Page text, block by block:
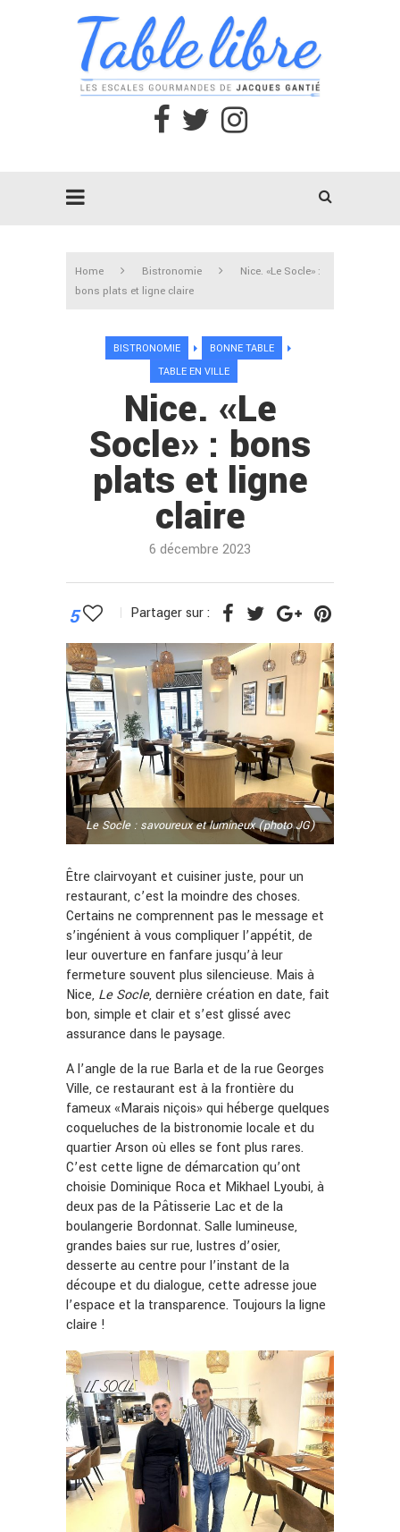
Home Bistronomie
Nice. «Le Socle» :
bons plats et ligne claire
BISTRONOMIE
BONNE TABLE
TABLE EN VILLE
Nice. «Le
Socle» : bons
plats et ligne
claire
6 décembre 2023
5 Partager sur :
Le Socle : savoureux et lumineux (photo JG)
Être clairvoyant et cuisiner juste, pour un
restaurant, c’est la moindre des choses.
Certains ne comprennent pas le message et
s’ingénient à vous compliquer l’appétit, de
leur ouverture en fanfare jusqu’à leur
fermeture souvent plus silencieuse. Mais à
Nice, Le Socle, dernière création en date, fait
bon, simple et clair et s’est glissé avec
assurance dans le paysage.
A l’angle de la rue Barla et de la rue Georges
Ville, ce restaurant est à la frontière du
fameux «Marais niçois» qui héberge quelques
coqueluches de la bistronomie locale et du
quartier Arson où elles se font plus rares.
C’est cette ligne de démarcation qu’ont
choisie Dominique Roca et Mikhael Lyoubi, à
deux pas de la Pâtisserie Lac et de la
boulangerie Bordonnat. Salle lumineuse,
grandes baies sur rue, lustres d’osier,
desserte au centre pour l’instant de la
découpe et du dialogue, cette adresse joue
l’espace et la transparence. Toujours la ligne
claire !